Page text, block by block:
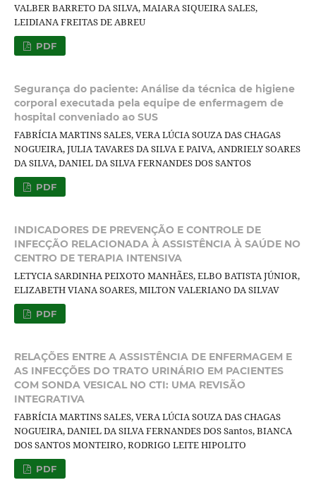
VALBER BARRETO DA SILVA, MAIARA SIQUEIRA SALES,
LEIDIANA FREITAS DE ABREU
PDF
Segurança do paciente: Análise da técnica de higiene
corporal executada pela equipe de enfermagem de
hospital conveniado ao SUS
FABRÍCIA MARTINS SALES, VERA LÚCIA SOUZA DAS CHAGAS
NOGUEIRA, JULIA TAVARES DA SILVA E PAIVA, ANDRIELY SOARES
DA SILVA, DANIEL DA SILVA FERNANDES DOS SANTOS
PDF
INDICADORES DE PREVENÇÃO E CONTROLE DE
INFECÇÃO RELACIONADA À ASSISTÊNCIA À SAÚDE NO
CENTRO DE TERAPIA INTENSIVA
LETYCIA SARDINHA PEIXOTO MANHÃES, ELBO BATISTA JÚNIOR,
ELIZABETH VIANA SOARES, MILTON VALERIANO DA SILVAV
PDF
RELAÇÕES ENTRE A ASSISTÊNCIA DE ENFERMAGEM E
AS INFECÇÕES DO TRATO URINÁRIO EM PACIENTES
COM SONDA VESICAL NO CTI: UMA REVISÃO
INTEGRATIVA
FABRÍCIA MARTINS SALES, VERA LÚCIA SOUZA DAS CHAGAS
NOGUEIRA, DANIEL DA SILVA FERNANDES DOS Santos, BIANCA
DOS SANTOS MONTEIRO, RODRIGO LEITE HIPOLITO
PDF